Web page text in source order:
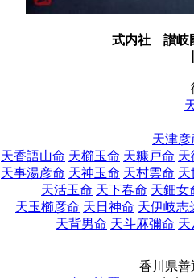
式内社
讃岐
天津
天香語山命 天櫛玉命 天糠戸命 天
天事湯彦命 天神玉命 天村雲命 天
天活玉命 天下春命 天鈿女
天玉櫛彦命 天日神命 天伊岐志
天背男命 天斗麻彌命 天
香川県善